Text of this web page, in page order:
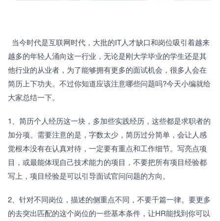
越多的年轻人涌向这一行业，无论是刚大学毕业的学生还是其
他行业的从业者，为了能够拥有更多的面试机会，很多人会在
简历上下功夫。不过你知道应该注意哪些问题吗?今天小编就给
大家总结一下。
1、简历个人经历这一块，多加些实践经历，这些都是求职者的
加分项。需要注意的是，字数太少，简历过分简单，会让人感
觉根本没有在认真对待，一定要有重点和工作细节。写亮点项
目，或最能体现自己技术能力的项目，不要把所有项目经验都
写上，项目经验是可以引导面试官问问题的方向。
2、针对不同岗位，描述的侧重点不同，不要千篇一律。要更多
的去突出匹配的这个岗位的一些基本条件，让HR能找到你可以